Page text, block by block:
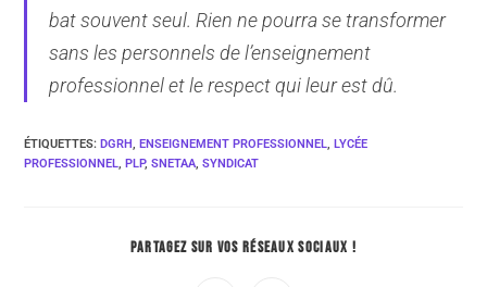
bat souvent seul. Rien ne pourra se transformer
sans les personnels de l’enseignement
professionnel et le respect qui leur est dû.
ÉTIQUETTES:DGRH, ENSEIGNEMENT PROFESSIONNEL, LYCÉE
PROFESSIONNEL, PLP, SNETAA, SYNDICAT
PARTAGEZ SUR VOS RÉSEAUX SOCIAUX !